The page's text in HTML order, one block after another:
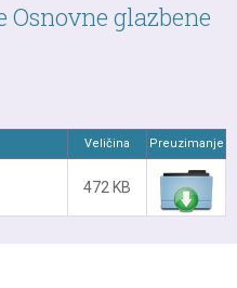
glazbene
Veličina Preuzimanje
472 KB